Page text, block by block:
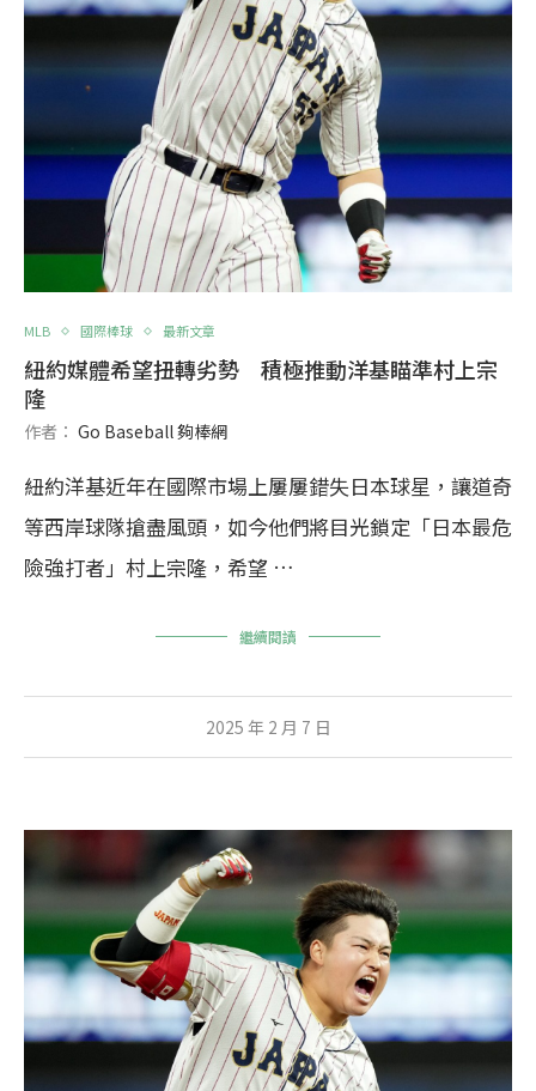
MLB 國際棒球 最新文章
紐約媒體希望扭轉劣勢 積極推動洋基瞄準村上宗
隆
作者： Go Baseball 夠棒網
紐約洋基近年在國際市場上屢屢錯失日本球星，讓道奇
等西岸球隊搶盡風頭，如今他們將目光鎖定「日本最危
險強打者」村上宗隆，希望 …
繼續閱讀
2025 年 2 月 7 日